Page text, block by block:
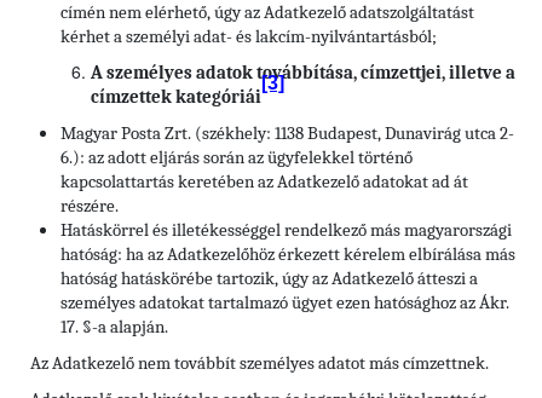
címén nem elérhető, úgy az Adatkezelő adatszolgáltatást
kérhet a személyi adat- és lakcím-nyilvántartásból;
A személyes adatok továbbítása, címzettjei, illetve a
címzettek kategóriái
[3]
Magyar Posta Zrt. (székhely: 1138 Budapest, Dunavirág utca 2-
6.): az adott eljárás során az ügyfelekkel történő
kapcsolattartás keretében az Adatkezelő adatokat ad át
részére.
Hatáskörrel és illetékességgel rendelkező más magyarországi
hatóság: ha az Adatkezelőhöz érkezett kérelem elbírálása más
hatóság hatáskörébe tartozik, úgy az Adatkezelő átteszi a
személyes adatokat tartalmazó ügyet ezen hatósághoz az Ákr.
17. §-a alapján.
Az Adatkezelő nem továbbít személyes adatot más címzettnek.